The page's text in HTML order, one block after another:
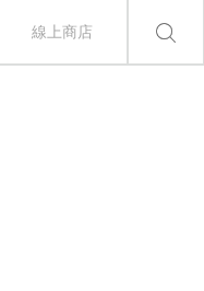
線上商店